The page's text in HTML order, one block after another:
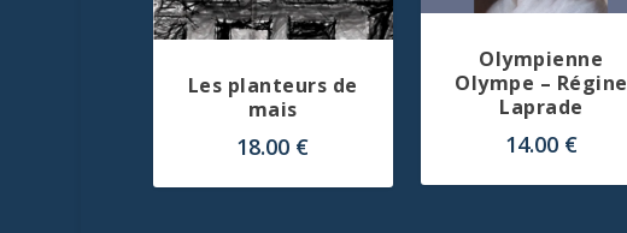
Les planteurs de
mais
18.00 €
Olympienne
Olympe – Régine
Laprade
14.00 €